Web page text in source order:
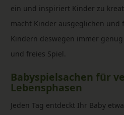
ein und inspiriert Kinder zu
macht Kinder ausgeglichen und
Kindern deswegen immer
und freies Spiel.
Babyspielsachen für
Lebensphasen
Jeden Tag entdeckt Ihr Baby